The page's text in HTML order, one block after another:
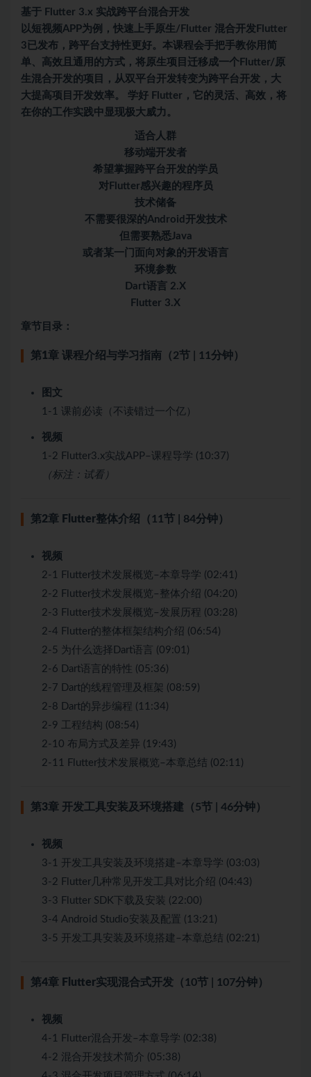
基于 Flutter 3.x 实战跨平台混合开发
以短视频APP为例，快速上手原生/Flutter 混合开发 Flutter
3已发布，跨平台支持性更好。本课程会手把手教你用简
单、高效且通用的方式，将原生项目迁移成一个Flutter/原
生混合开发的项目，从双平台开发转变为跨平台开发，大
大提高项目开发效率。 学好 Flutter，它的灵活、高效，将
在你的工作实践中显现极大威力。
适合人群
移动端开发者
希望掌握跨平台开发的学员
对Flutter感兴趣的程序员
技术储备
不需要很深的Android开发技术
但需要熟悉Java
或者某一门面向对象的开发语言
环境参数
Dart语言 2.X
Flutter 3.X
章节目录：
第1章 课程介绍与学习指南 （2节 | 11分钟）
图文
1-1 课前必读（不读错过一个亿）
视频
1-2 Flutter3.x实战APP–课程导学 (10:37)
（标注：试看）
第2章 Flutter整体介绍 （11节 | 84分钟）
视频
2-1 Flutter技术发展概览–本章导学 (02:41)
2-2 Flutter技术发展概览–整体介绍 (04:20)
2-3 Flutter技术发展概览–发展历程 (03:28)
2-4 Flutter的整体框架结构介绍 (06:54)
2-5 为什么选择Dart语言 (09:01)
2-6 Dart语言的特性 (05:36)
2-7 Dart的线程管理及框架 (08:59)
2-8 Dart的异步编程 (11:34)
2-9 工程结构 (08:54)
2-10 布局方式及差异 (19:43)
2-11 Flutter技术发展概览–本章总结 (02:11)
第3章 开发工具安装及环境搭建 （5节 | 46分钟）
视频
3-1 开发工具安装及环境搭建–本章导学 (03:03)
3-2 Flutter几种常见开发工具对比介绍 (04:43)
3-3 Flutter SDK下载及安装 (22:00)
3-4 Android Studio安装及配置 (13:21)
3-5 开发工具安装及环境搭建–本章总结 (02:21)
第4章 Flutter实现混合式开发 （10节 | 107分钟）
视频
4-1 Flutter混合开发–本章导学 (02:38)
4-2 混合开发技术简介 (05:38)